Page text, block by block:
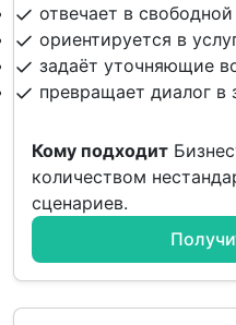
отвечает в
ориентируется в
задаёт уточняющие
превращает диалог в
Кому подходит
количеством
сценариев.